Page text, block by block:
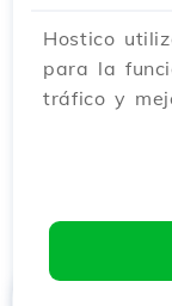
Hostico
para la
tráfico y